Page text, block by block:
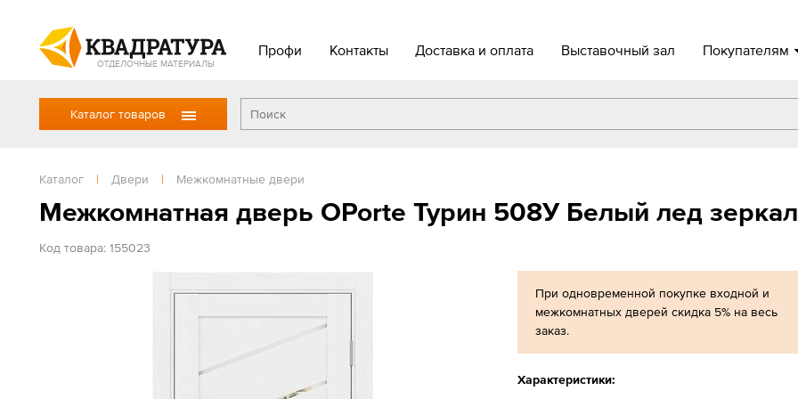
ОТДЕЛОЧНЫЕ МАТЕРИАЛЫ
Профи Контакты Доставка и оплата Выставочный зал Покупателям
Каталог товаров
Каталог | Двери | Межкомнатные двери
Межкомнатная дверь OPorte Турин 508У Белый лед
Код товара: 155023
При одновременной покупке входной и
межкомнатных дверей скидка 5% на весь
заказ.
Характеристики: